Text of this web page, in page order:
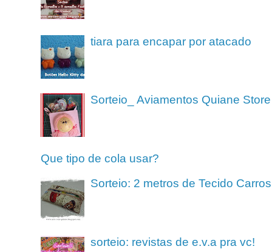
tiara para encapar por atacado
Sorteio_ Aviamentos Quiane Store
Que tipo de cola usar?
Sorteio: 2 metros de Tecido Carros
sorteio: revistas de e.v.a pra vc!